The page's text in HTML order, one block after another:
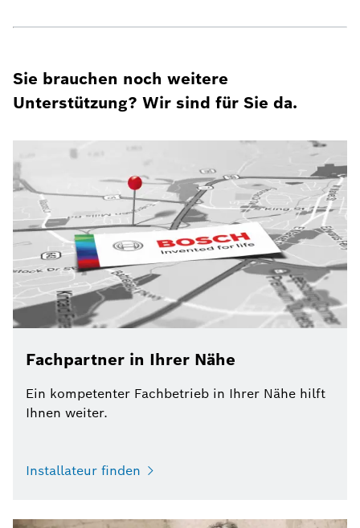
Sie brauchen noch weitere
Unterstützung? Wir sind für Sie da.
Fachpartner in Ihrer Nähe
Ein kompetenter Fachbetrieb in Ihrer Nähe hilft
Ihnen weiter.
Installateur finden